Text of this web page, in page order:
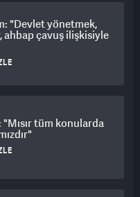
çavuş ilişkisiyle
"Mısır tüm konularda